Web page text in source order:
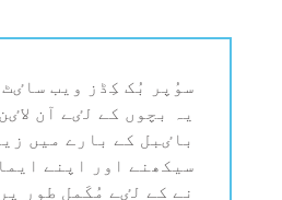
سوُپر بُک کِڈز ویب
یہ بچوں کے لٸے آن
باٸبل کے بارے میں
سیکھنے اور اپنے
نے کے لٸے مُکَمل طور